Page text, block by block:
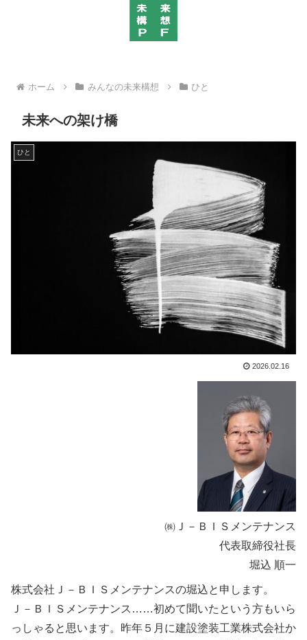
ホーム みんなの未来構想 ひと
未来への架け橋
ひと
2026.02.16
㈱Ｊ－ＢＩＳメンテナンス
代表取締役社長
堀込 順一
株式会社Ｊ－ＢＩＳメンテナンスの堀込と申します。
Ｊ－ＢＩＳメンテナンス……初めて聞いたという方もいら
っしゃると思います。昨年５月に建設塗装工業株式会社か